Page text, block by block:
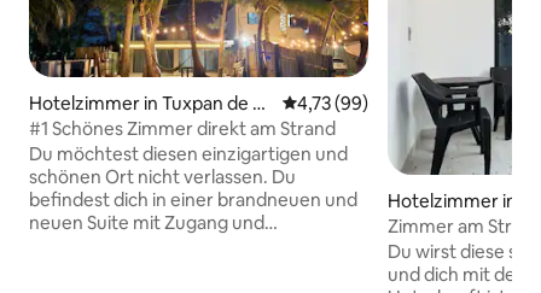
Hotelzimmer in Tuxpan de R
odríguez Cano
Durchschnittliche Bewertung:
4,73 (99)
#1 Schönes Zimmer direkt am Strand
Du möchtest diesen einzigartigen und
schönen Ort nicht verlassen. Du
befindest dich in einer brandneuen und
neuen Suite mit Zugang und
Hotelzimmer in
guez Cano
Zimmer am
Du wirst diese
und dich mit der